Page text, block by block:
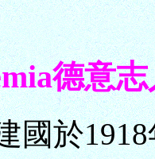
德意志
國於